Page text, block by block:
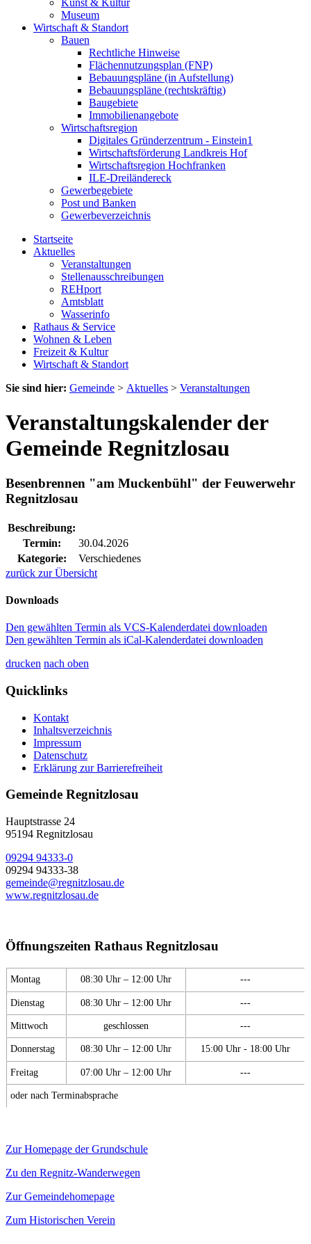
Kunst & Kultur
Museum
Wirtschaft & Standort
Bauen
Rechtliche Hinweise
Flächennutzungsplan (FNP)
Bebauungspläne (in Aufstellung)
Bebauungspläne (rechtskräftig)
Baugebiete
Immobilienangebote
Wirtschaftsregion
Digitales Gründerzentrum - Einstein1
Wirtschaftsförderung Landkreis Hof
Wirtschaftsregion Hochfranken
ILE-Dreiländereck
Gewerbegebiete
Post und Banken
Gewerbeverzeichnis
Startseite
Aktuelles
Veranstaltungen
Stellenausschreibungen
REHport
Amtsblatt
Wasserinfo
Rathaus & Service
Wohnen & Leben
Freizeit & Kultur
Wirtschaft & Standort
Sie sind hier: Gemeinde > Aktuelles > Veranstaltungen
Veranstaltungskalender der
Gemeinde Regnitzlosau
Besenbrennen "am Muckenbühl" der Feuwerwehr
Regnitzlosau
Beschreibung:
Termin:
30.04.2026
Kategorie:
Verschiedenes
zurück zur Übersicht
Downloads
Den gewählten Termin als VCS-Kalenderdatei downloaden
Den gewählten Termin als iCal-Kalenderdatei downloaden
drucken nach oben
Quicklinks
Kontakt
Inhaltsverzeichnis
Impressum
Datenschutz
Erklärung zur Barrierefreiheit
Gemeinde Regnitzlosau
Hauptstrasse 24
95194 Regnitzlosau
09294 94333-0
09294 94333-38
gemeinde@regnitzlosau.de
www.regnitzlosau.de
Öffnungszeiten Rathaus Regnitzlosau
Montag 08:30 Uhr – 12:00 Uhr ---
Dienstag 08:30 Uhr – 12:00 Uhr ---
Mittwoch geschlossen ---
Donnerstag 08:30 Uhr – 12:00 Uhr 15:00 Uhr - 18:00 Uhr
Freitag 07:00 Uhr – 12:00 Uhr ---
oder nach Terminabsprache
Zur Homepage der Grundschule
Zu den Regnitz-Wanderwegen
Zur Gemeindehomepage
Zum Historischen Verein